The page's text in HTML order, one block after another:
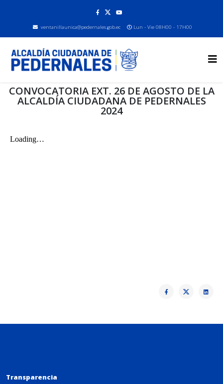
ventanillaunica@pedernales.gob.ec Lun - Vie 08H00 - 17H00
CONVOCATORIA EXT. 26 DE AGOSTO DE LA
ALCALDÍA CIUDADANA DE PEDERNALES
2024
Transparencia